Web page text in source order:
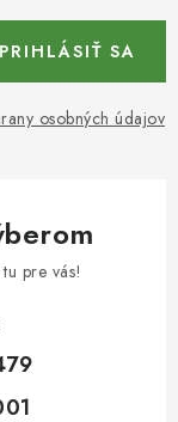
osobných údajov
PRIHLÁSIŤ SA
pre vás!